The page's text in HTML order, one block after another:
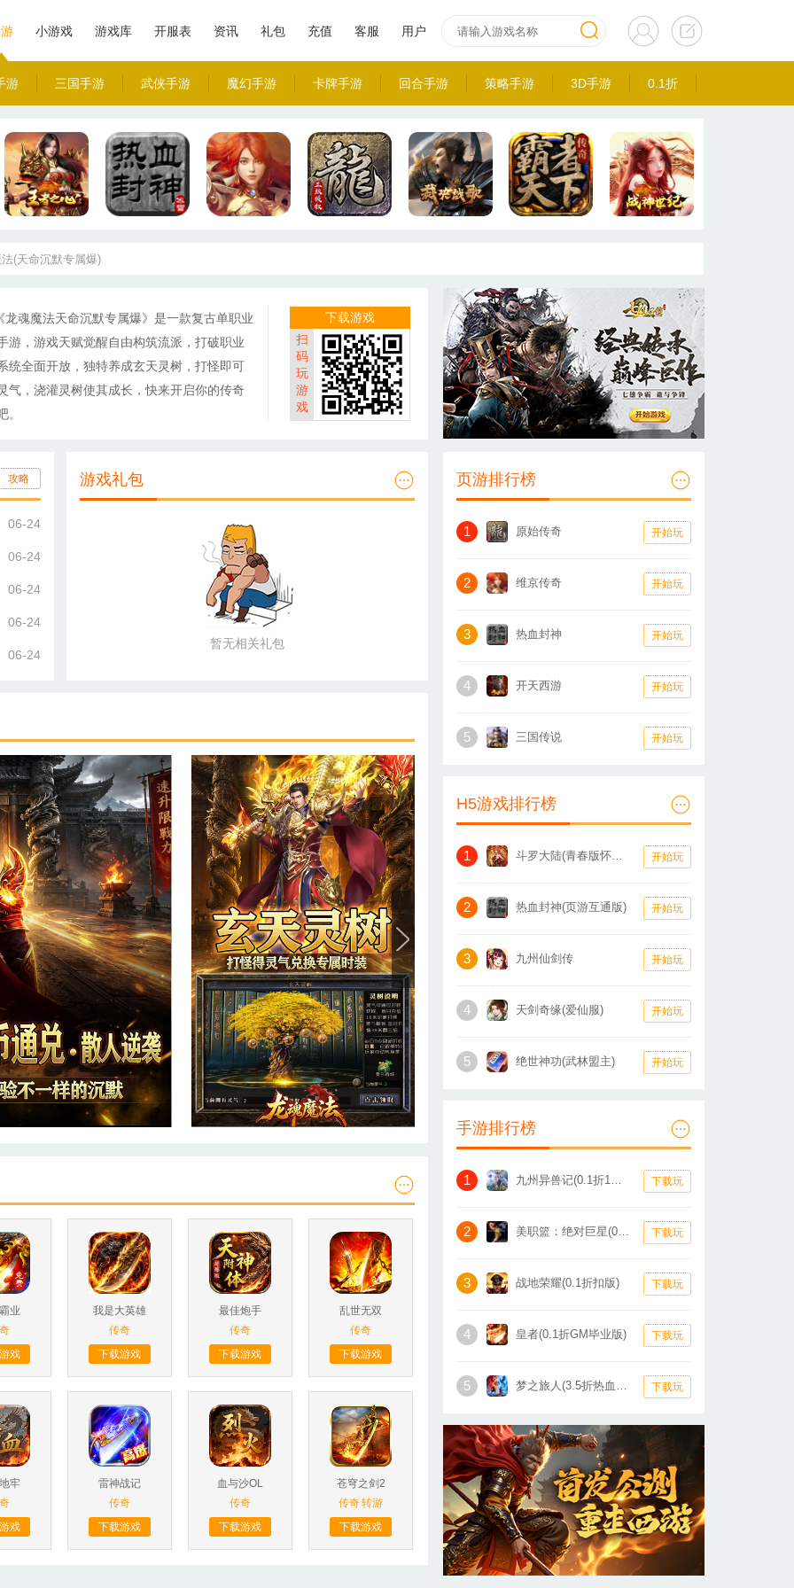
游 三国手游 武侠手游 魔幻手游 卡牌手游 回合手游 策略手游 3D手游 0.1折
小游戏 游戏库 开服表 资讯 礼包 充值 客服 用户
(天命沉默专属爆)
龙魂魔法天命沉默专属爆》是一款复古单职业
游，游戏天赋觉醒自由构筑流派，打破职业
统全面开放，独特养成玄天灵树，打怪即可
气，浇灌灵树使其成长，快来开启你的传奇
。
下载游戏
扫
码
玩
游
戏
攻略
06-24
06-24
06-24
06-24
06-24
游戏礼包
暂无相关礼包
业
戏
我是大英雄
传奇
下载游戏
最佳炮手
传奇
下载游戏
乱世无双
传奇
下载游戏
牢
戏
雷神战记
传奇
下载游戏
血与沙OL
传奇
下载游戏
苍穹之剑2
传奇转游
下载游戏
页游排行榜
1 原始传奇 开始玩
2 维京传奇 开始玩
3 热血封神 开始玩
4 开天西游 开始玩
5 三国传说 开始玩
H5游戏排行榜
1 斗罗大陆(青春版怀旧服) 开始玩
2 热血封神(页游互通版) 开始玩
3 九州仙剑传 开始玩
4 天剑奇缘(爱仙服) 开始玩
5 绝世神功(武林盟主) 开始玩
手游排行榜
1 九州异兽记(0.1折1W免费版) 下载玩
2 美职篮：绝对巨星(0.1折卡牌) 下载玩
3 战地荣耀(0.1折扣版) 下载玩
4 皇者(0.1折GM毕业版) 下载玩
5 梦之旅人(3.5折热血霸业) 下载玩